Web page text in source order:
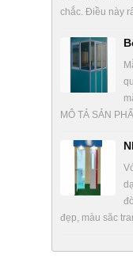
chắc. Điều này
MÔ TẢ SẢN
đẹp, màu săc